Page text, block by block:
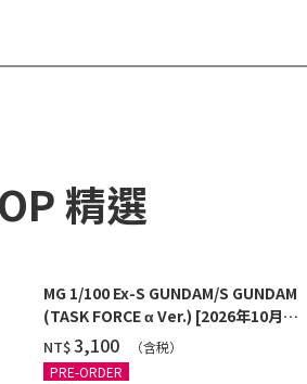
精選
MG 1/100 Ex-S GUNDAM/S GUNDAM
(TASK FORCE α Ver.) [2026年10月發
送]
NT$‌3,100
（含税）
PRE-ORDER